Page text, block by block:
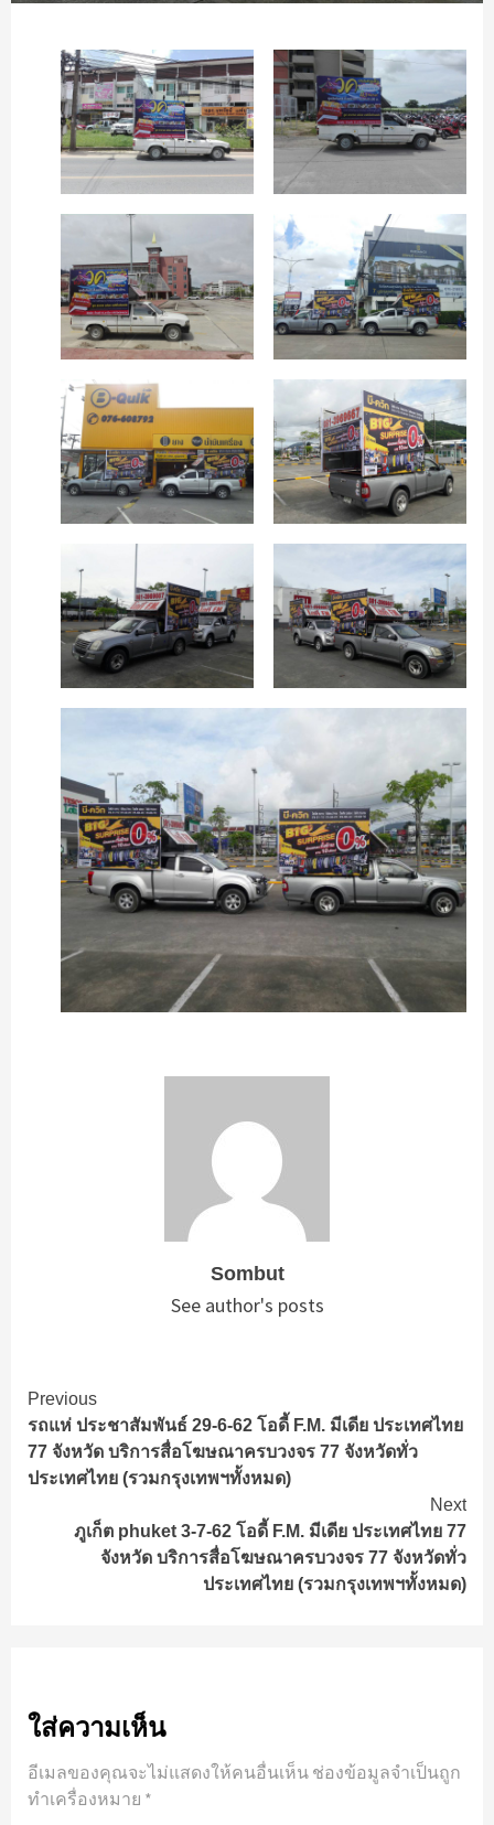
Sombut
See author's posts
Continue
Reading
Previous
รถแห่ ประชาสัมพันธ์ 29-6-62 โอดี้ F.M. มีเดีย ประเทศไทย
77 จังหวัด บริการสื่อโฆษณาครบวงจร 77 จังหวัดทั่ว
ประเทศไทย (รวมกรุงเทพฯทั้งหมด)
Next
ภูเก็ต phuket 3-7-62 โอดี้ F.M. มีเดีย ประเทศไทย 77
จังหวัด บริการสื่อโฆษณาครบวงจร 77 จังหวัดทั่ว
ประเทศไทย (รวมกรุงเทพฯทั้งหมด)
ใส่ความเห็น
อีเมลของคุณจะไม่แสดงให้คนอื่นเห็น ช่องข้อมูลจำเป็นถูก
ทำเครื่องหมาย *